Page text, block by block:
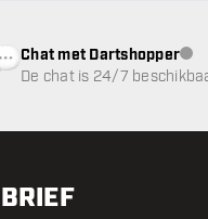
Chat met Dartshopper
De chat is 24/7